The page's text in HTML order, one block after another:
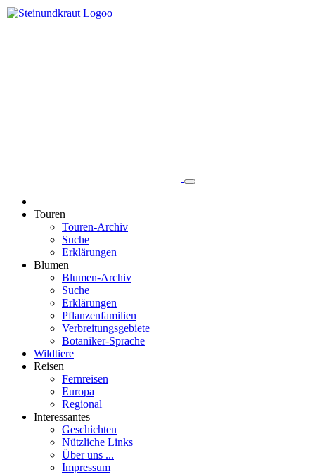
Touren
Touren-Archiv
Suche
Erklärungen
Blumen
Blumen-Archiv
Suche
Erklärungen
Pflanzenfamilien
Verbreitungsgebiete
Botaniker-Sprache
Wildtiere
Reisen
Fernreisen
Europa
Regional
Interessantes
Geschichten
Nützliche Links
Über uns ...
Impressum